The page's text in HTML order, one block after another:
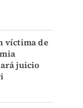
víctima de
juicio